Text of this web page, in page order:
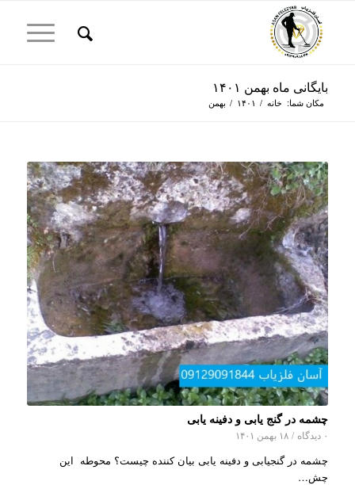
بایگانی ماه بهمن ۱۴۰۱
مکان شما: خانه / ۱۴۰۱ / بهمن
چشمه در گنج یابی و دفینه یابی
۰ دیدگاه / ۱۸ بهمن ۱۴۰۱
چشمه در گنجیابی و دفینه یابی بیان کننده چیست؟ محوطه این
چش…